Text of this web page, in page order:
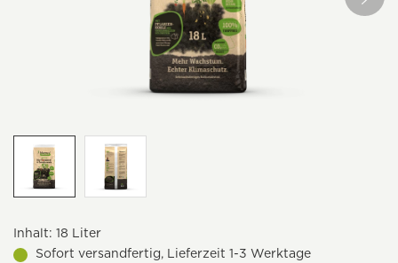
Inhalt: 18 Liter
Sofort versandfertig, Lieferzeit 1-3 Werktage